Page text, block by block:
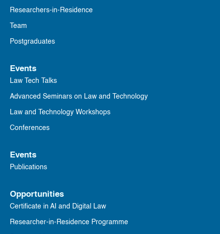
Researchers-in-Residence
Team
Postgraduates
Events
Law Tech Talks
Advanced Seminars on Law and Technology
Law and Technology Workshops
Conferences
Events
Publications
Opportunities
Certificate in AI and Digital Law
Researcher-in-Residence Programme